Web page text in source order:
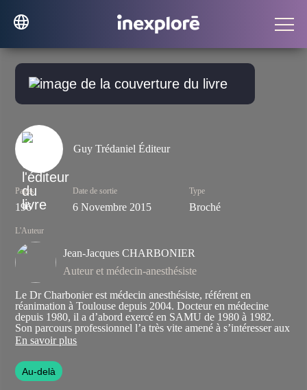
Guy Trédaniel Éditeur
Pages
196
Date de sortie
6 Novembre 2015
Type
Broché
L'Auteur
Jean-Jacques CHARBONIER
Auteur et médecin-anesthésiste
Le Dr Charbonier est médecin anesthésiste, référent en
réanimation à Toulouse depuis 2004. Docteur en médecine
depuis 1980, il a d’abord exercé en SAMU de 1980 à 1982.
Son parcours professionnel l’a très vite amené à s’intéresser aux
expériences de Mort Imminente, comme il le souligne : « je
m’occupe depuis près de 20 ans de personnes en état de mort
imminente ; des comateux qui, plongés dans les limbes d'une
dimension inconnue, parviennent parfois à revenir à la vie après
avoir traversé une expérience bouleversante. »
En savoir plus
Au-delà